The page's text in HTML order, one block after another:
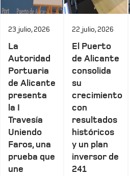
23 julio, 2026
La
Autoridad
Portuaria
de Alicante
presenta
la I
Travesía
Uniendo
Faros, una
prueba que
une
22 julio, 2026
El Puerto
de Alicante
consolida
su
crecimiento
con
resultados
históricos
y un plan
inversor de
241